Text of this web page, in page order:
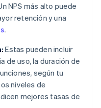
NPS más alto puede
retención y una
.
Estas pueden incluir
de uso, la duración de
según tu
niveles de
mejores tasas de